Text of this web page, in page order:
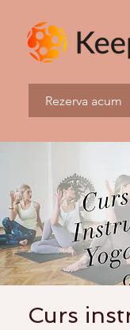
Rezerva acum
Curs